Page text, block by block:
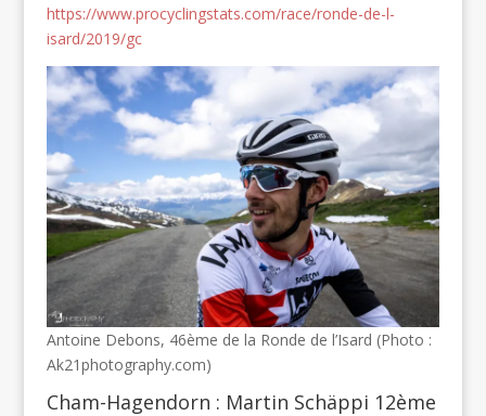
https://www.procyclingstats.com/race/ronde-de-l-
isard/2019/gc
Antoine Debons, 46ème de la Ronde de l’Isard (Photo :
Ak21photography.com)
Cham-Hagendorn : Martin Schäppi 12ème